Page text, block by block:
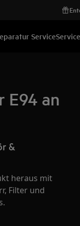
Service
E94 an
&
heraus mit
Filter und